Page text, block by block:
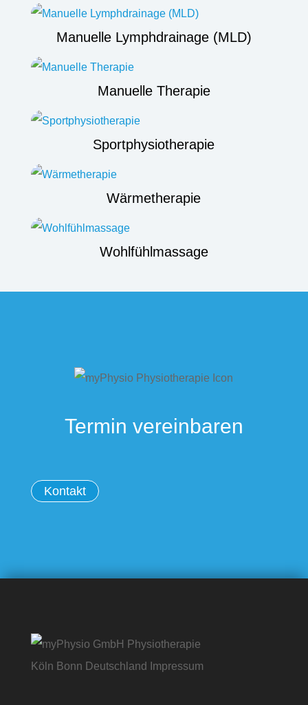
Manuelle Lymphdrainage (MLD)
Manuelle Therapie
Sportphysiotherapie
Wärmetherapie
Wohlfühlmassage
Termin vereinbaren
Kontakt